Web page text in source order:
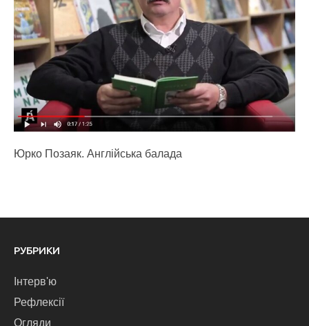
Юрко Позаяк. Англійська балада
РУБРИКИ
Інтерв'ю
Рефлексії
Огляди